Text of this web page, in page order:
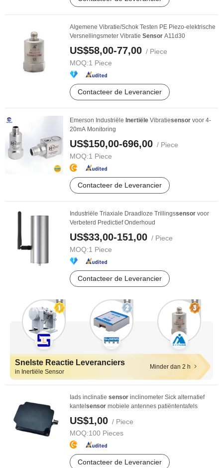
Algemene Vibratie/Schok Testen PE Piezo-elektrische
Versnellingsmeter Vibratie Sensor A11d30
US$58,00-77,00 / Piece
MOQ:1 Piece
Contacteer de Leverancier
Emerson Industriële Inertiële Vibratiesensor voor 4-
20mA Monitoring
US$150,00-696,00 / Piece
MOQ:1 Piece
Contacteer de Leverancier
Industriële Triaxiale Draadloze Trillingssensor voor
Verbeterd Predictief Onderhoud
US$33,00-151,00 / Piece
MOQ:1 Piece
Contacteer de Leverancier
Snelste Reactie Leveranciers
in Inertiële Sensor
Minder dan 2 h
Iads inclinatie sensor inclinometer Sick alternatief
kantel sensor mobiele antennes patiëntentafels
US$1,00 / Piece
MOQ:100 Pieces
Contacteer de Leverancier